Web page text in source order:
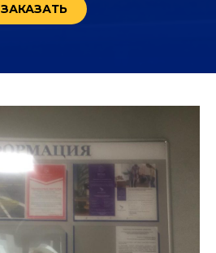
ЗАКАЗАТЬ